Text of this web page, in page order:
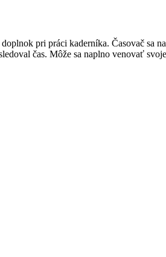
pri práci kaderníka. Časovač sa
čas. Môže sa naplno venovať